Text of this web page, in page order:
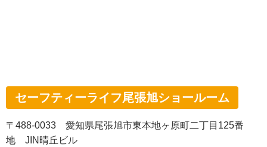
セーフティーライフ尾張旭ショールーム
〒488-0033 愛知県尾張旭市東本地ヶ原町二丁目125番
地 JIN晴丘ビル